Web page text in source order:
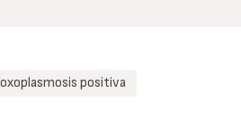
positiva